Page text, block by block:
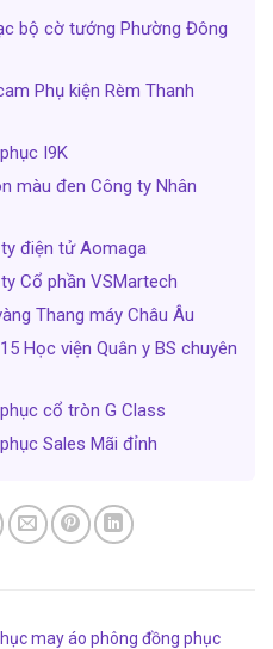
bộ cờ tướng Phường Đông
Phụ kiện Rèm Thanh
I9K
màu đen Công ty Nhân
điện tử Aomaga
Cổ phần VSMartech
Thang máy Châu Âu
Học viện Quân y BS chuyên
cổ tròn G Class
Sales Mãi đỉnh
may áo phông đồng phục